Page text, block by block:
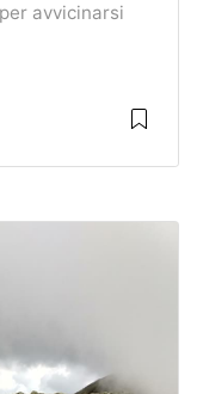
avvicinarsi